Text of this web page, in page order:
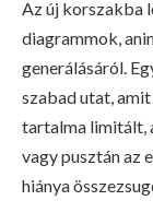
Az új korszakba
diagrammok,
generálásáról.
szabad utat,
tartalma limitált,
vagy pusztán az
hiánya